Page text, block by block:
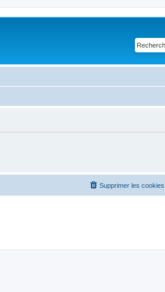
Supprimer les cookies